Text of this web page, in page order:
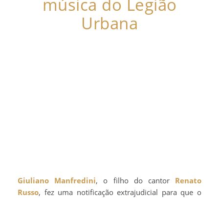
música do Legião
Urbana
Giuliano Manfredini, o filho do cantor Renato
Russo, fez uma notificação extrajudicial para que o